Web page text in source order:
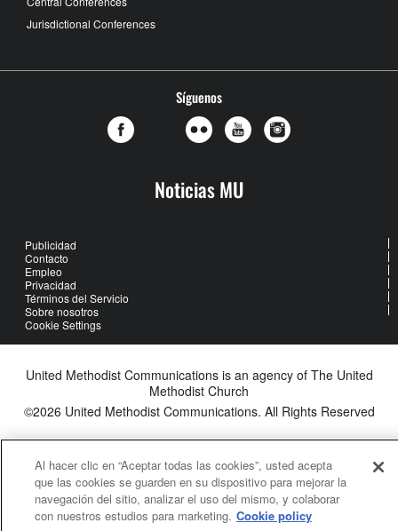
Jurisdictional Conferences
Síguenos
Noticias MU
Publicidad
Contacto
Empleo
Privacidad
Términos del Servicio
Sobre nosotros
Cookie Settings
United Methodist Communications is an agency of The United
Methodist Church
©2026 United Methodist Communications. All Rights Reserved
Al hacer clic en “Aceptar todas las cookies”, usted acepta
que las cookies se guarden en su dispositivo para mejorar la
navegación del sitio, analizar el uso del mismo, y colaborar
con nuestros estudios para marketing. Cookie policy